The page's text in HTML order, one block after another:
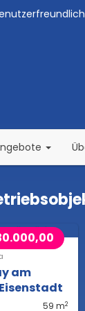
am
59 m2